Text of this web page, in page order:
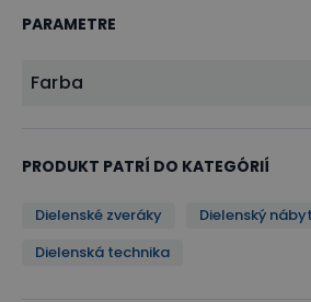
PARAMETRE
Farba
PRODUKT PATRÍ DO KATEGÓRIÍ
Dielenské zveráky
Dielenský
Dielenská technika